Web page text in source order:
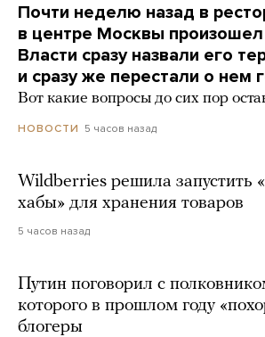
Почти неделю назад в
в центре Москвы
Власти сразу назвали его
и сразу же перестали о нем
Вот какие вопросы до сих пор
НОВОСТИ 5 часов назад
Wildberries решила запустить
хабы» для хранения товаров
5 часов назад
Путин поговорил с
которого в прошлом году
блогеры